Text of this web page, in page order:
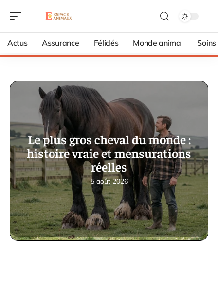
Actus Assurance Félidés Monde animal Soins
Le plus gros cheval du monde :
histoire vraie et mensurations
réelles
5 août 2026